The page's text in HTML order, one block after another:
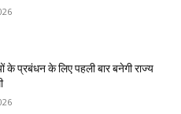
के प्रबंधन के लिए पहली बार बनेगी राज्य